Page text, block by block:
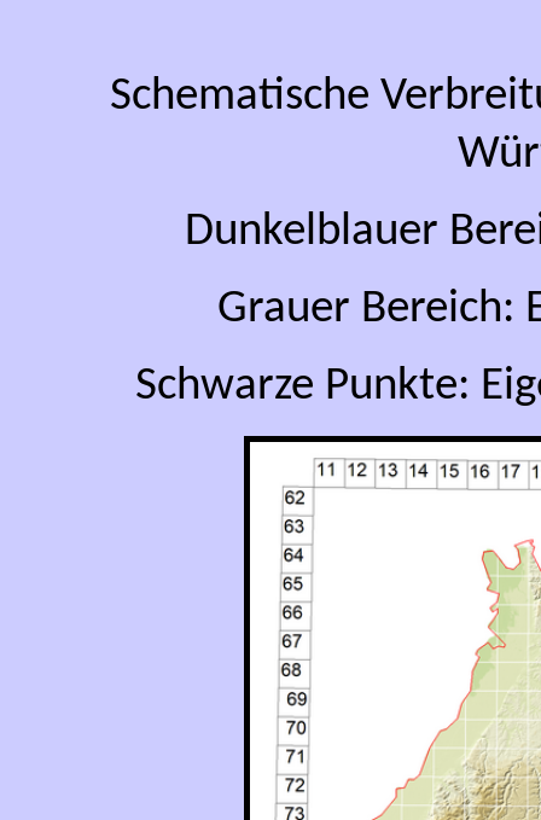
Schematische
Dunkelblauer
Grauer Bereich:
Schwarze Punkte: